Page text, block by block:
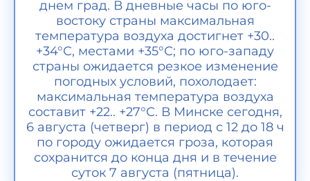
днем град. В дневные часы по юго-
востоку страны максимальная
температура воздуха достигнет +30..
+34°С, местами +35°С; по юго-западу
страны ожидается резкое изменение
погодных условий, похолодает:
максимальная температура воздуха
составит +22.. +27°С. В Минске сегодня,
6 августа (четверг) в период с 12 до 18 ч
по городу ожидается гроза, которая
сохранится до конца дня и в течение
суток 7 августа (пятница).